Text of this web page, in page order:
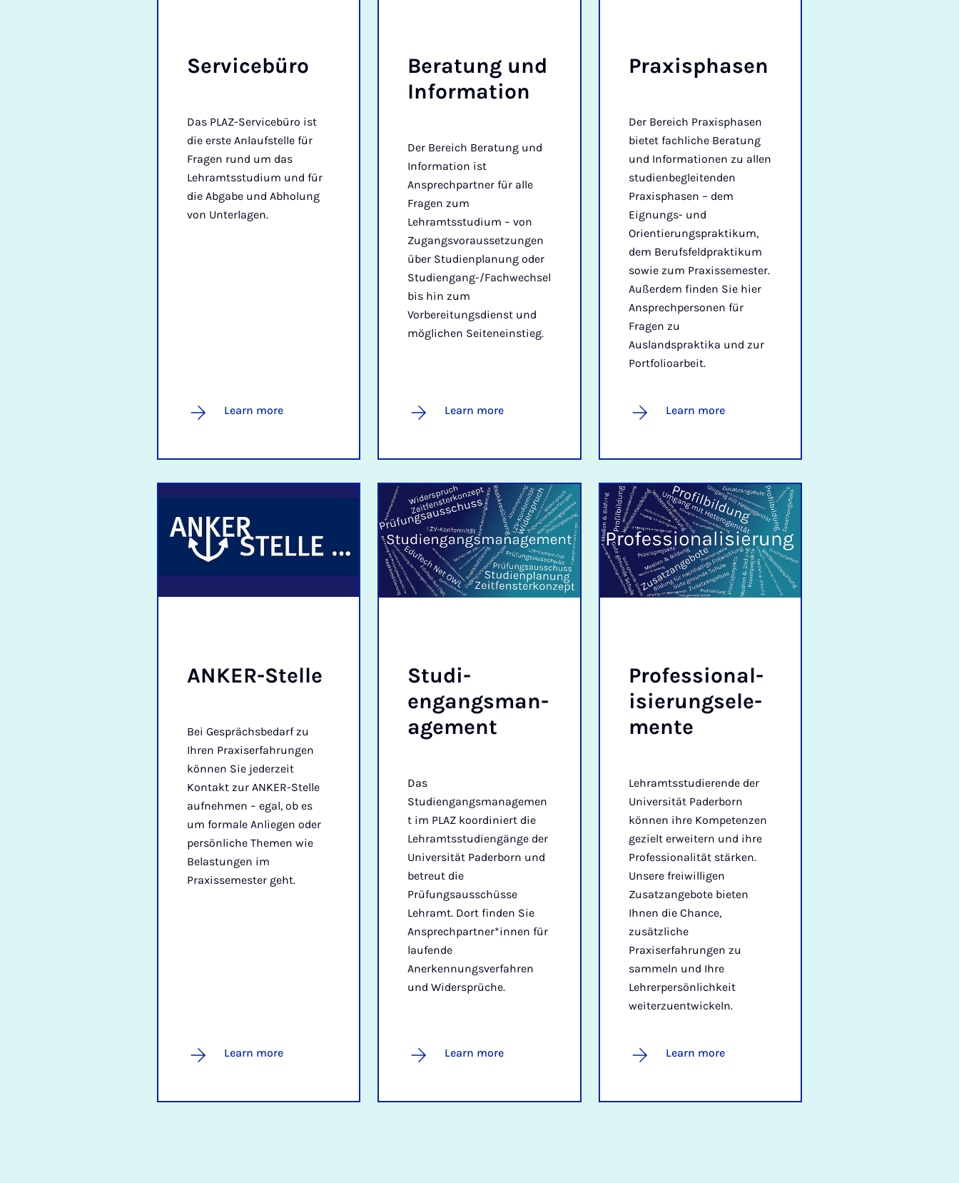
Ser­vice­büro
Das PLAZ-Servicebüro ist
die erste Anlaufstelle für
Fragen rund um das
Lehramtsstudium und für
die Abgabe und Abholung
von Unterlagen.
Learn more
Be­r­a­tung und
In­form­a­tion
Der Bereich Beratung und
Information ist
Ansprechpartner für alle
Fragen zum
Lehramtsstudium – von
Zugangsvoraussetzungen
über Studienplanung oder
Studiengang-/Fachwechsel
bis hin zum
Vorbereitungsdienst und
möglichen Seiteneinstieg.
Learn more
Prax­i­s­phasen
Der Bereich Praxisphasen
bietet fachliche Beratung
und Informationen zu allen
studienbegleitenden
Praxisphasen – dem
Eignungs- und
Orientierungspraktikum,
dem Berufsfeldpraktikum
sowie zum Praxissemester.
Außerdem finden Sie hier
Ansprechpersonen für
Fragen zu
Auslandspraktika und zur
Portfolioarbeit.
Learn more
ANKER-Stelle
Bei Gesprächsbedarf zu
Ihren Praxiserfahrungen
können Sie jederzeit
Kontakt zur ANKER-Stelle
aufnehmen – egal, ob es
um formale Anliegen oder
persönliche Themen wie
Belastungen im
Praxissemester geht.
Learn more
Stud­i­
engangs­man­
age­ment
Das
Studiengangsmanagemen
t im PLAZ koordiniert die
Lehramtsstudiengänge der
Universität Paderborn und
betreut die
Prüfungsausschüsse
Lehramt. Dort finden Sie
Ansprechpartner*innen für
laufende
Anerkennungsverfahren
und Widersprüche.
Learn more
Pro­fes­sion­al­
is­ier­ungsele­
mente
Lehramtsstudierende der
Universität Paderborn
können ihre Kompetenzen
gezielt erweitern und ihre
Professionalität stärken.
Unsere freiwilligen
Zusatzangebote bieten
Ihnen die Chance,
zusätzliche
Praxiserfahrungen zu
sammeln und Ihre
Lehrerpersönlichkeit
weiterzuentwickeln.
Learn more